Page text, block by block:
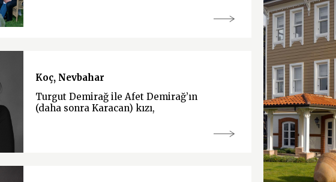
Koç, Nevbahar
Turgut Demirağ ile Afet Demirağ’ın
(daha sonra Karacan) kızı,